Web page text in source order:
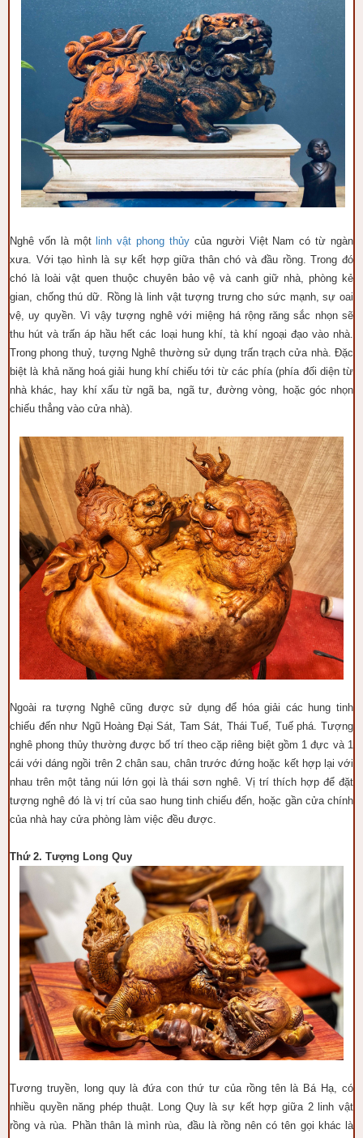
Nghê vốn là một linh vật phong thủy của người Việt Nam có từ ngàn
xưa. Với tạo hình là sự kết hợp giữa thân chó và đầu rồng. Trong đó
chó là loài vật quen thuộc chuyên bảo vệ và canh giữ nhà, phòng kẻ
gian, chống thú dữ. Rồng là linh vật tượng trưng cho sức mạnh, sự oai
vệ, uy quyền. Vì vậy tượng nghê với miệng há rộng răng sắc nhọn sẽ
thu hút và trấn áp hầu hết các loại hung khí, tà khí ngoại đạo vào nhà.
Trong phong thuỷ, tượng Nghê thường sử dụng trấn trạch cửa nhà. Đặc
biệt là khả năng hoá giải hung khí chiếu tới từ các phía (phía đối diện từ
nhà khác, hay khí xấu từ ngã ba, ngã tư, đường vòng, hoặc góc nhọn
chiếu thẳng vào cửa nhà).
Ngoài ra tượng Nghê cũng được sử dụng để hóa giải các hung tinh
chiếu đến như Ngũ Hoàng Đại Sát, Tam Sát, Thái Tuế, Tuế phá. Tượng
nghê phong thủy thường được bố trí theo cặp riêng biệt gồm 1 đực và 1
cái với dáng ngồi trên 2 chân sau, chân trước đứng hoặc kết hợp lại với
nhau trên một tảng núi lớn gọi là thái sơn nghê. Vị trí thích hợp để đặt
tượng nghê đó là vị trí của sao hung tinh chiếu đến, hoặc gần cửa chính
của nhà hay cửa phòng làm việc đều được.
Thứ 2. Tượng Long Quy
Tương truyền, long quy là đứa con thứ tư của rồng tên là Bá Hạ, có
nhiều quyền năng phép thuật. Long Quy là sự kết hợp giữa 2 linh vật
rồng và rùa. Phần thân là mình rùa, đầu là rồng nên có tên gọi khác là